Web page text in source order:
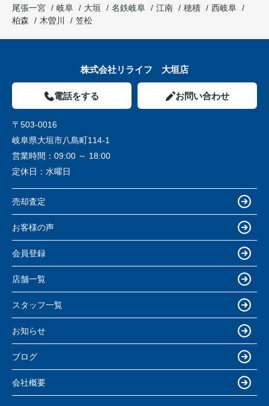
尾張一宮
岐阜 大垣 名鉄岐阜 江南 穂積
西岐阜
柏森
木曽川 笠松
株式会社リライフ 大垣店
電話をする お問い合わせ
〒503-0016
岐阜県大垣市八島町114-1
営業時間： 09:00 ～ 18:00
定休日： 水曜日
売却査定
お客様の声
会員登録
店舗一覧
スタッフ一覧
お知らせ
ブログ
会社概要